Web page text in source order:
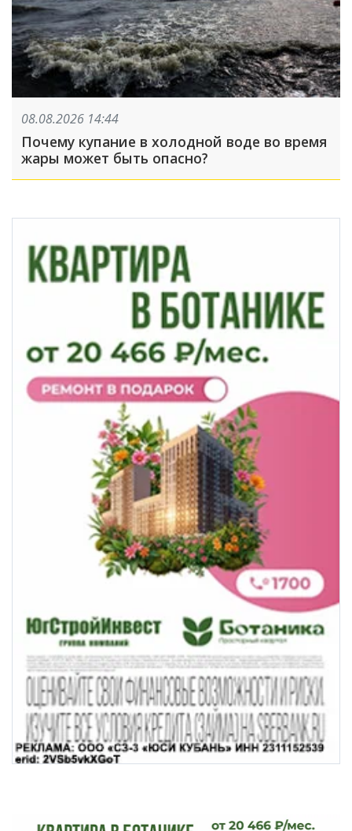
08.08.2026 14:44
Почему купание в холодной воде во время
жары может быть опасно?